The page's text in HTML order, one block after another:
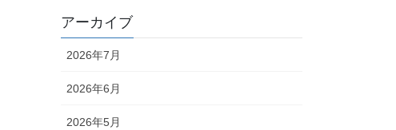
アーカイブ
2026年7月
2026年6月
2026年5月